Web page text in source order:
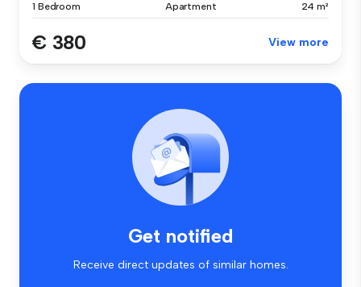
1 Bedroom Apartment 24 m²
€ 380 View more
Get notified
Receive direct updates of similar homes.